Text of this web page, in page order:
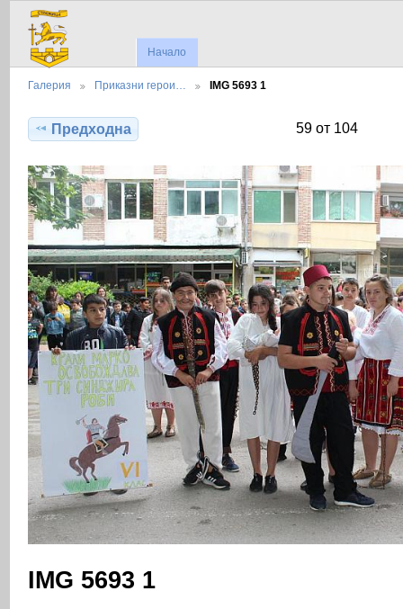
Начало
Галерия Приказни герои… IMG 5693 1
Предходна 59 от 104
IMG 5693 1